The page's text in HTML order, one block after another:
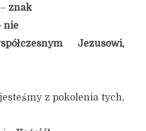
znak
nie
Jezusowi,
z pokolenia tych,